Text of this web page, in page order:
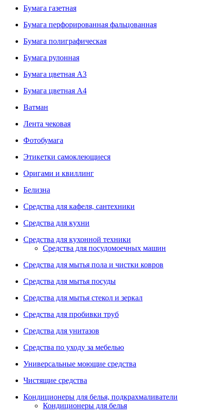
Бумага газетная
Бумага перфорированная фальцованная
Бумага полиграфическая
Бумага рулонная
Бумага цветная А3
Бумага цветная А4
Ватман
Лента чековая
Фотобумага
Этикетки самоклеющиеся
Оригами и квиллинг
Белизна
Средства для кафеля, сантехники
Средства для кухни
Средства для кухонной техники
Средства для посудомоечных машин
Средства для мытья пола и чистки ковров
Средства для мытья посуды
Средства для мытья стекол и зеркал
Средства для пробивки труб
Средства для унитазов
Средства по уходу за мебелью
Универсальные моющие средства
Чистящие средства
Кондиционеры для белья, подкрахмаливатели
Кондиционеры для белья